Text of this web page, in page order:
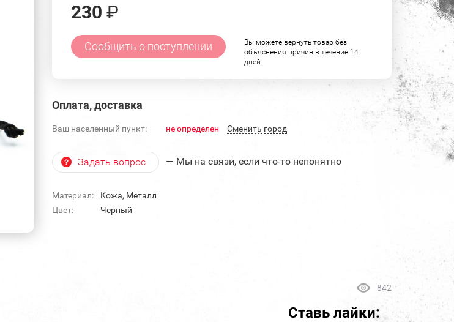
230 ₽
Сообщить о поступлении
Вы можете вернуть товар без
объяснения причин в течение 14
дней
Оплата, доставка
Ваш населенный пункт: не определен Cменить город
Задать вопрос — Мы на связи, если что-то непонятно
Материал:
Кожа, Металл
Цвет:
Черный
842
Ставь лайки: